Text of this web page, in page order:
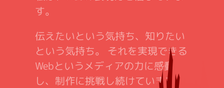
す。
伝えたいという気持ち、知りたい
という気持ち。 それを実現できる
Webというメディアの力に感動
し、制作に挑戦し続けています。